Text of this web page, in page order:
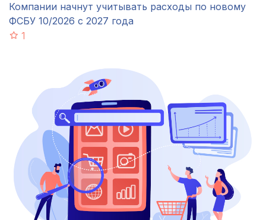
Компании начнут учитывать расходы по новому
ФСБУ 10/2026 с 2027 года
1